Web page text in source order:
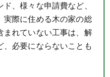
、様々な申請費など、
実際に住める木の家の総
まれていない工事は、解
必要にならないことも